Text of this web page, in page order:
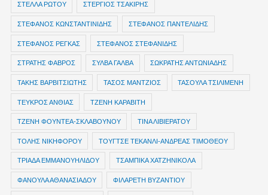
ΣΤΕΛΛΑ ΡΩΤΟΥ ΣΤΕΡΓΙΟΣ ΤΣΑΚΙΡΗΣ
ΣΤΕΦΑΝΟΣ ΚΩΝΣΤΑΝΤΙΝΙΔΗΣ ΣΤΕΦΑΝΟΣ ΠΑΝΤΕΛΙΔΗΣ
ΣΤΕΦΑΝΟΣ ΡΕΓΚΑΣ ΣΤΕΦΑΝΟΣ ΣΤΕΦΑΝΙΔΗΣ
ΣΤΡΑΤΗΣ ΦΑΒΡΟΣ ΣΥΛΒΑ ΓΑΛΒΑ ΣΩΚΡΑΤΗΣ ΑΝΤΩΝΙΑΔΗΣ
ΤΑΚΗΣ ΒΑΡΒΙΤΣΙΩΤΗΣ ΤΑΣΟΣ ΜΑΝΤΖΙΟΣ ΤΑΣΟΥΛΑ ΤΣΙΛΙΜΕΝΗ
ΤΕΥΚΡΟΣ ΑΝΘΙΑΣ ΤΖΕΝΗ ΚΑΡΑΒΙΤΗ
ΤΖΕΝΗ ΦΟΥΝΤΕΑ-ΣΚΛΑΒΟΥΝΟΥ ΤΙΝΑ ΛΙΒΙΕΡΑΤΟΥ
ΤΟΛΗΣ ΝΙΚΗΦΟΡΟΥ ΤΟΥΓΤΣΕ ΤΕΚΑΝΛΙ-ΑΝΔΡΕΑΣ ΤΙΜΟΘΕΟΥ
ΤΡΙΑΔΑ ΕΜΜΑΝΟΥΗΛΙΔΟΥ ΤΣΑΜΠΙΚΑ ΧΑΤΖΗΝΙΚΟΛΑ
ΦΑΝΟΥΛΑ ΑΘΑΝΑΣΙΑΔΟΥ ΦΙΛΑΡΕΤΗ ΒΥΖΑΝΤΙΟΥ